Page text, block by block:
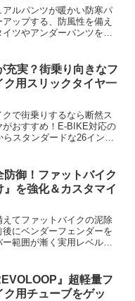
アルパンツが暖かい防寒パ
ップする、防風性を備え
ツやアンダーパンツをご
を厳選してみました。
充実？街乗り向きなフ
ク用スリックタイヤ一
クで街乗りするなら断然ス
がおすすめ！E-BIKE対応の
スタンダードな26インチ
一覧でまとめてみました。
防御！ファットバイク
』を強化＆カスタマイ
えてファットバイクの泥除
後にベンダーフェンダーを
範囲が漸く実用レベルに
二箇所あり調整範囲の広い
がオススメです
』超軽量フ
ク用チューブをゲッ